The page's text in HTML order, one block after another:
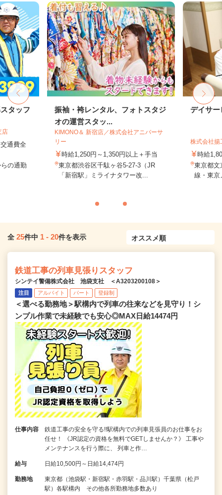
タッフ
店
通費全
の通勤
振袖・袴レンタル、フォトスタジ
オの運営スタッ...
KIMONO＆ 新宿店／株式会社アニバーサ
リー
時給1,250円～1,350円以上＋手当
東京都渋谷区千駄ヶ谷5-27-3（JR
「新宿駅」ミライナタワー改...
デイサー
株式会社揚
時給
東京都文
線・東京
全 25件中 1 - 20件を表示
鉄道工事の列車見張りスタッフ
シンテイ警備株式会社 池袋支社 ＜A3203200108＞
注目 アルバイト パート 登録制
＜選べる勤務地＞駅構内で列車の往来などを見守り！シ
ンプル作業で未経験でも安心◎MAX日給14474円
仕事内容
鉄道工事の安全を守る!!駅構内での列車見張員のお仕事をお
任せ！ 《JR認定の資格を無料でGETしませんか？》 工事や
メンテナンスを行う際に、 列車と作…
給与 日給10,500円～日給14,474円
勤務地
東京都（池袋駅・新宿駅・赤羽駅・品川駅）千葉県（松戸
駅）各駅構内 その他各所勤務地多数あり